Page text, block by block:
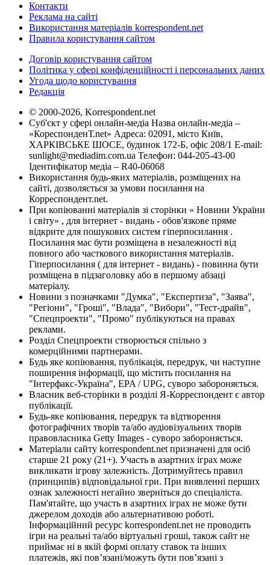
Контакти
Реклама на сайті
Використання матеріалів korrespondent.net
Правила користування сайтом
Договір користування сайтом
Політика у сфері конфіденційності і персональних даних
Угода щодо користування
Редакція
© 2000-2026, Korrespondent.net
Суб'єкт у сфері онлайн-медіа Назва онлайн-медіа –
«КореспонденТ.net» Адреса: 02091, місто Київ,
ХАРКІВСЬКЕ ШОСЕ, будинок 172-Б, офіс 208/1 E-mail:
sunlight@mediadim.com.ua Телефон: 044-205-43-00
Ідентифікатор медіа – R40-06068
Використання будь-яких матеріалів, розміщених на
сайті, дозволяється за умови посилання на
Корреспондент.net.
При копіюванні матеріалів зі сторінки « Новини України
і світу» , для інтернет - видань - обов'язкове пряме
відкрите для пошукових систем гіперпосилання .
Посилання має бути розміщена в незалежності від
повного або часткового використання матеріалів.
Гіперпосилання ( для інтернет - видань) - повинна бути
розміщена в підзаголовку або в першому абзаці
матеріалу.
Новини з позначками "Думка", "Експертиза", "Заява",
"Регіони", "Гроші", "Влада", "Вибори", "Тест-драйв",
"Спецпроекти", "Промо" публікуються на правах
реклами.
Розділ Спецпроекти створюється спільно з
комерційними партнерами.
Будь яке копіювання, публікація, передрук, чи наступне
поширення інформації, що містить посилання на
"Інтерфакс-Україна", EPA / UPG, суворо забороняється.
Власник веб-сторінки в розділі Я-Корреспондент є автор
публікації.
Будь-яке копіювання, передрук та відтворення
фотографічних творів та/або аудіовізуальних творів
правовласника Getty Images - суворо забороняється.
Матеріали сайту korrespondent.net призначені для осіб
старше 21 року (21+). Участь в азартних іграх може
викликати ігрову залежність. Дотримуйтесь правил
(принципів) відповідальної гри. При виявленні перших
ознак залежності негайно зверніться до спеціаліста.
Пам'ятайте, що участь в азартних іграх не може бути
джерелом доходів або альтернативою роботі.
Інформаційний ресурс korrespondent.net не проводить
ігри на реальні та/або віртуальні гроші, також сайт не
приймає ні в якій формі оплату ставок та інших
платежів, які пов’язані/можуть бути пов’язані з